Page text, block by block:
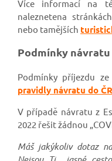
Více informací na
naleznetena
nebo tamějších
Podmínky návratu
Podmínky příjezdu
pravidly návratu do
V případě návratu z
2022 řešit žádnou
Máš jakýkoliv dotaz